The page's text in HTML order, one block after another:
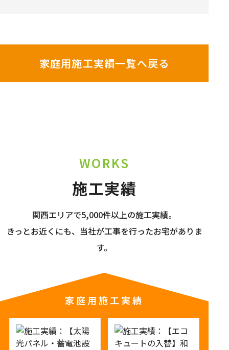
家庭用施工実績一覧へ戻る
WORKS
施工実績
関西エリアで5,000件以上の施工実績。
きっとお近くにも、当社が工事を行ったお宅がありま
す。
家庭用施工実績